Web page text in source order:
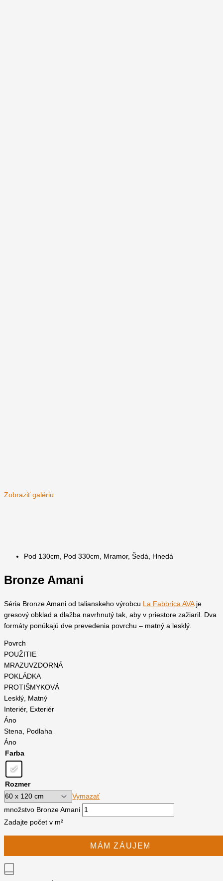
Zobraziť galériu
Pod 130cm, Pod 330cm, Mramor, Šedá, Hnedá
Bronze Amani
Séria Bronze Amani od talianskeho výrobcu La Fabbrica AVAje
gresový obklad a dlažba navrhnutý tak, aby v priestore zažiaril. Dva
formáty ponúkajú dve prevedenia povrchu – matný a lesklý.
Povrch
POUŽITIE
MRAZUVZDORNÁ
POKLÁDKA
PROTIŠMYKOVÁ
Lesklý, Matný
Interiér, Exteriér
Áno
Stena, Podlaha
Áno
Farba
Rozmer
Vymazať
množstvo Bronze Amani
Zadajte počet v m²
MÁM ZÁUJEM